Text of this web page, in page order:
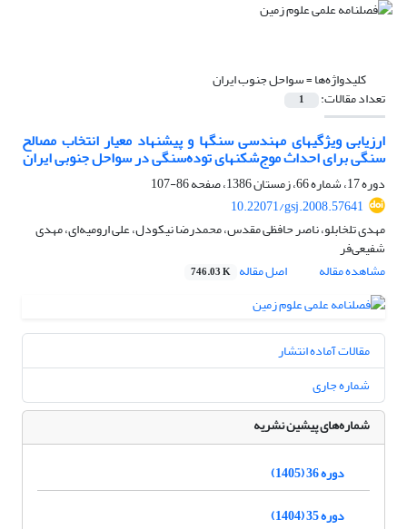
کلیدواژه‌ها =سواحل جنوب ایران
تعداد مقالات: 1
ارزیابی ویژگیهای مهندسی سنگها و پیشنهاد معیار انتخاب مصالح
سنگی برای احداث موج‌شکنهای توده‌سنگی در سواحل جنوبی ایران
دوره 17، شماره 66، زمستان 1386، صفحه
86-107
10.22071/gsj.2008.57641
مهدی تلخابلو، ناصر حافظی مقدس، محمدرضا نیکودل، علی ارومیه‌ای، مهدی
شفیعی‌فر
مشاهده مقاله
اصل مقاله 746.03 K
مقالات آماده انتشار
شماره جاری
شماره‌های پیشین نشریه
دوره 36 (1405)
دوره 35 (1404)